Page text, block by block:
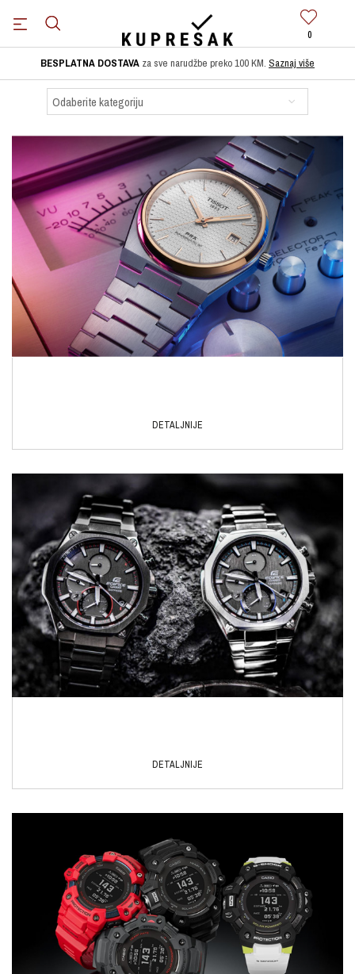
0
BESPLATNA DOSTAVA za sve narudžbe preko 100 KM. Saznaj više
DETALJNIJE
DETALJNIJE